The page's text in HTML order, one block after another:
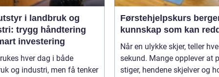
i landbruk og
trygg håndtering
investering
hver dag i både
og industri, men få tenker
Førstehjelpskurs
kunnskap som kan
Når en ulykke skjer, teller
sekund. Mange opplever at
stiger, hendene skjelver og